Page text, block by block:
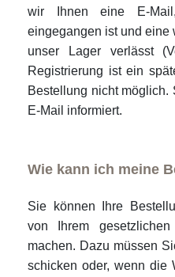
wir Ihnen eine E-
eingegangen ist und eine
unser Lager verlässt
Registrierung ist ein
Bestellung nicht möglich.
E-Mail informiert.
Wie kann ich meine
Sie können Ihre
von Ihrem gesetzlichen
machen. Dazu müssen
schicken oder, wenn die